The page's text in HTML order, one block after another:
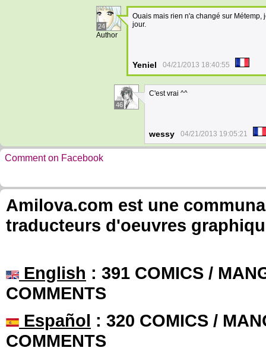
24
Author
Ouais mais rien n'a changé sur
jour.
Yeniel 04/21/2013 18:40:55
46
C'est vrai ^^
wessy 04/21/2013 19:05:21
Comment on Facebook
Amilova.com est une
traducteurs d'oeuvres
English : 391 COMICS /
COMMENTS
Español : 320 COMICS /
COMMENTS